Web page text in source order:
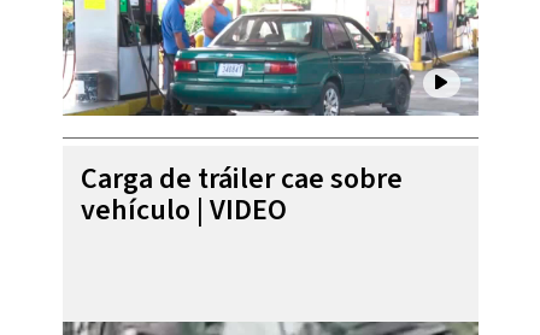
Carga de tráiler cae sobre
vehículo | VIDEO